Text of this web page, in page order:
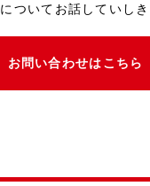
ついてお話していし
お問い合わせはこちら